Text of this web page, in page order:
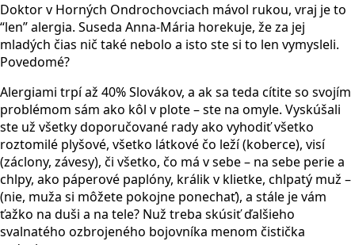
Doktor v Horných Ondrochovciach mávol rukou, vraj je to
“len” alergia. Suseda Anna-Mária horekuje, že za jej
mladých čias nič také nebolo a isto ste si to len vymysleli.
Povedomé?
Alergiami trpí až 40% Slovákov, a ak sa teda cítite so svojím
problémom sám ako kôl v plote – ste na omyle. Vyskúšali
ste už všetky doporučované rady ako vyhodiť všetko
roztomilé plyšové, všetko látkové čo leží (koberce), visí
(záclony, závesy), či všetko, čo má v sebe – na sebe perie a
chlpy, ako páperové paplóny, králik v klietke, chlpatý muž –
(nie, muža si môžete pokojne ponechať), a stále je vám
ťažko na duši a na tele? Nuž treba skúsiť ďalšieho
svalnatého ozbrojeného bojovníka menom čistička